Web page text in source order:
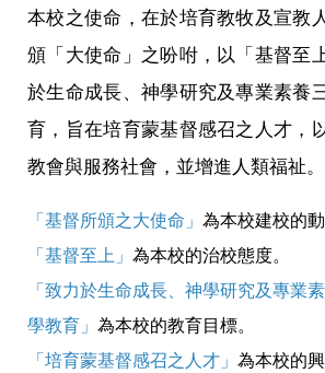
本校之使命，在於培育教牧及宣教
頒「大使命」之吩咐，以「基督至
於生命成長、神學研究及專業素養
育，旨在培育蒙基督感召之人才，
教會與服務社會，並增進人類福祉。
「基督所頒之大使命」 為本校建校的動
「基督至上」 為本校的治校態度。
「致力於生命成長、神學研究及專業
學教育」 為本校的教育目標。
「培育蒙基督感召之人才」 為本校的興